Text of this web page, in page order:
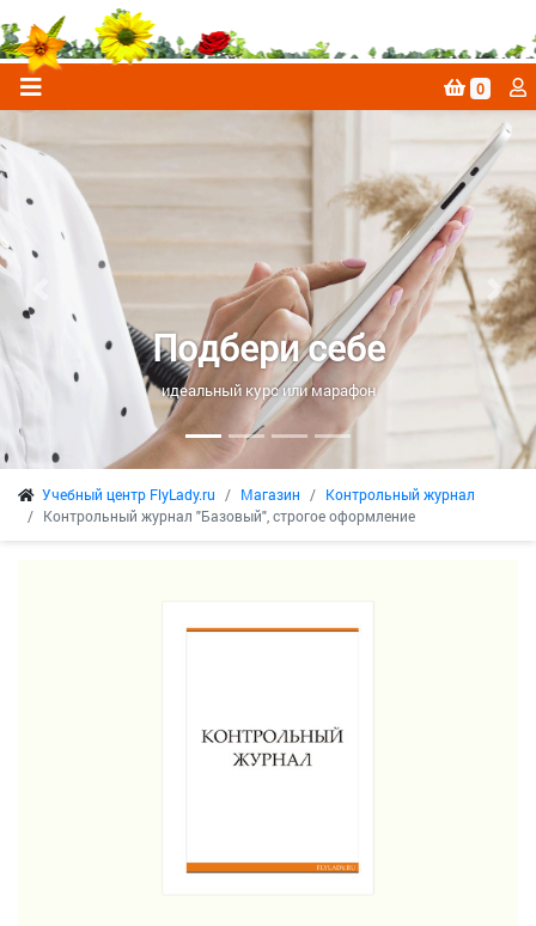
0
Подбери себе
идеальный курс или марафон
Next
Учебный центр FlyLady.ru Магазин
Контрольный журнал
Контрольный журнал "Базовый", строгое оформление